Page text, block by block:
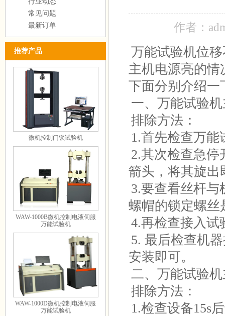
常见问题
最新订单
推荐产品
微机控制门锁试验机
WAW-1000B微机控制电液伺服
万能试验机
WAW-1000D微机控制电液伺服
万能试验机
作者：
万能试验机位
主机电源亮的
下面分别介绍一
一、万能试验
排除方法：
1.首先检查万能
2.其次检查急
箭头，将其旋出
3.要查看丝杆
螺帽的锁定螺丝
4.再检查接入试
5. 最后检查机
安装即可。
二、万能试验
排除方法：
1.检查设备15s